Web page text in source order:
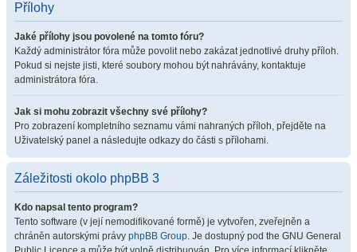
Přílohy
Jaké přílohy jsou povolené na tomto fóru?
Každý administrátor fóra může povolit nebo zakázat jednotlivé druhy příloh.
Pokud si nejste jisti, které soubory mohou být nahrávány, kontaktuje
administrátora fóra.
Jak si mohu zobrazit všechny své přílohy?
Pro zobrazení kompletního seznamu vámi nahraných příloh, přejděte na
Uživatelský panel a následujte odkazy do části s přílohami.
Záležitosti okolo phpBB 3
Kdo napsal tento program?
Tento software (v její nemodifikované formě) je vytvořen, zveřejněn a
chráněn autorskými právy phpBB Group. Je dostupný pod the GNU General